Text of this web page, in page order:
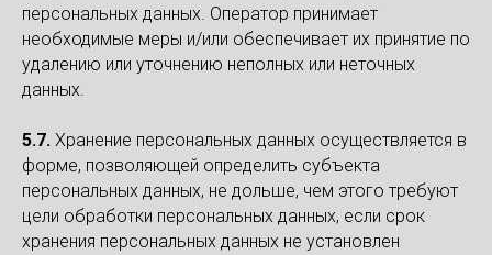
персональных данных. Оператор принимает
необходимые меры и/или обеспечивает их принятие по
удалению или уточнению неполных или неточных
данных.
5.7. Хранение персональных данных осуществляется в
форме, позволяющей определить субъекта
персональных данных, не дольше, чем этого требуют
цели обработки персональных данных, если срок
хранения персональных данных не установлен